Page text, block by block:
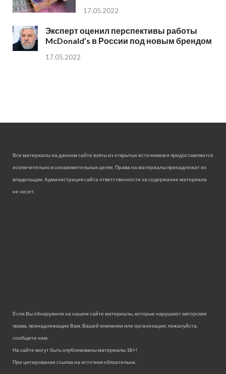
17.05.2022
Эксперт оценил перспективы работы
McDonald’s в России под новым брендом
17.05.2022
Все материалы на данном сайте взяты из открытых источников и предоставляются
исключительно в ознакомительных целях. Права на материалы принадлежат их
владельцам. Администрация сайта ответственности за содержание материала
не несет.
Если Вы обнаружили на нашем сайте материалы, которые нарушают авторские
права, принадлежащие Вам, Вашей компании или организации, пожалуйста,
сообщите нам.
На сайте могут быть опубликованы материалы 18+!
При цитировании ссылка на источник обязательна.